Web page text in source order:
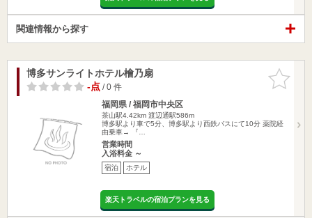
関連情報から探す
お気に入
りに追加
博多サンライトホテル檜乃扇
-点/ 0 件
福岡県 / 福岡市中央区
茶山駅4.42km 渡辺通駅586m
博多駅より車で5分、博多駅より西鉄バスにて10分 薬院経
由乗車→ 『…
営業時間
入浴料金 ～
宿泊 ホテル
楽天トラベルの宿泊プランを見る